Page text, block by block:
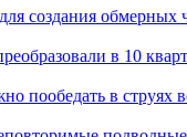
создания обмерных
в 10
пообедать в струях